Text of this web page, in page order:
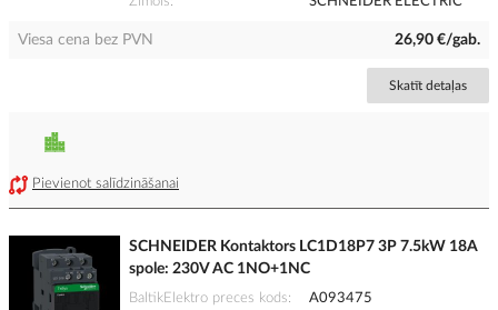
Viesa cena bez PVN 26,90 €/gab.
Skatīt detaļas
Pievienot salīdzināšanai
SCHNEIDER Kontaktors LC1D18P7 3P 7.5kW 18A
spole: 230V AC 1NO+1NC
BaltikElektro preces kods
A093475